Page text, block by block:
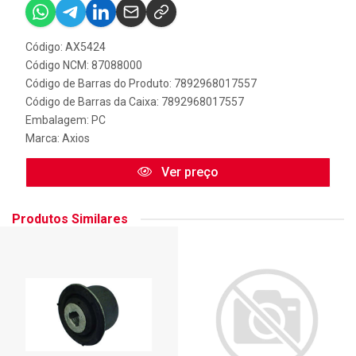
Código: AX5424
Código NCM: 87088000
Código de Barras do Produto: 7892968017557
Código de Barras da Caixa: 7892968017557
Embalagem: PC
Marca: Axios
Ver preço
Produtos Similares